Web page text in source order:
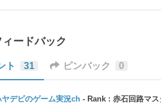
ードバック
ト 31 ピンバック 0
ヤデビのゲーム実況ch - Rank : 赤石回路マ